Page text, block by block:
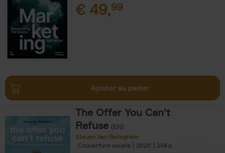
€ 49,99
Ajouter au panier
The Offer You Can't
Refuse (EN)
Steven Van Belleghem
Couverture souple
2020 256